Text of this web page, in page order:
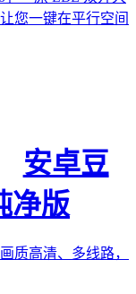
您一键在平行空间
安卓豆
净版
质高清、多线路，